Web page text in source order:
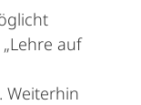
auf
Weiterhin